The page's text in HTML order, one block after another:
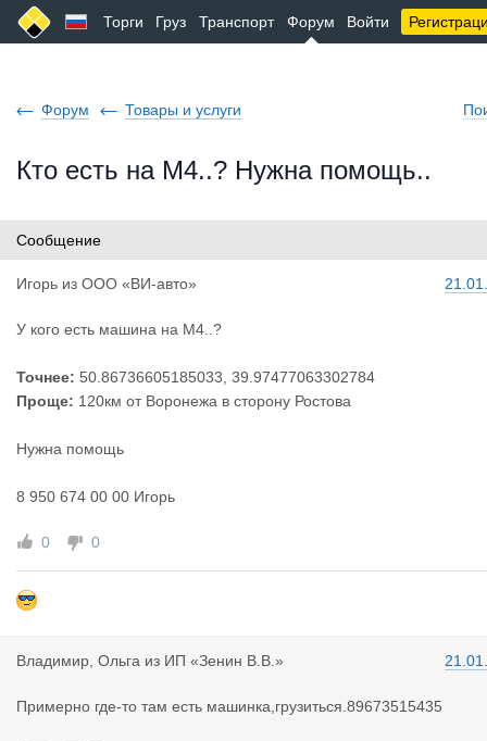
Торги Груз Транспорт Форум Войти
Форум Товары и услуги
Кто есть на М4..? Нужна помощь..
Сообщение
Игорь из ООО «ВИ-авто»
У кого есть машина на М4..?
Точнее: 50.86736605185033, 39.97477063302784
Проще: 120км от Воронежа в сторону Ростова
Нужна помощь
8 950 674 00 00 Игорь
0 0
Владимир, Ольга из ИП «Зенин В.В.»
Примерно где-то там есть машинка,грузиться.89673515435